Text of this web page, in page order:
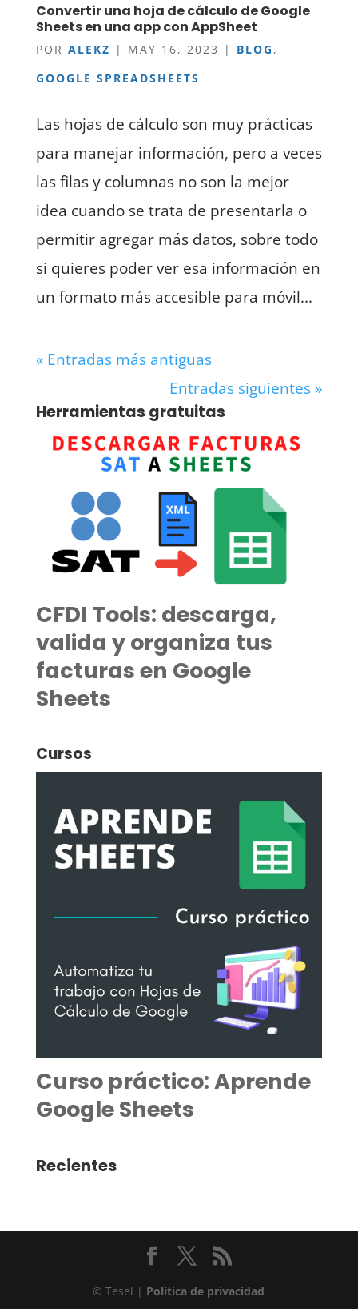
Convertir una hoja de cálculo de Google
Sheets en una app con AppSheet
POR ALEKZ | MAY 16, 2023 | BLOG ,
GOOGLE SPREADSHEETS
Las hojas de cálculo son muy prácticas
para manejar información, pero a veces
las filas y columnas no son la mejor
idea cuando se trata de presentarla o
permitir agregar más datos, sobre todo
si quieres poder ver esa información en
un formato más accesible para móvil...
« Entradas más antiguas
Entradas siguientes »
Herramientas gratuitas
CFDI Tools: descarga,
valida y organiza tus
facturas en Google
Sheets
Cursos
Curso práctico: Aprende
Google Sheets
Recientes
© Tesel | Política de privacidad